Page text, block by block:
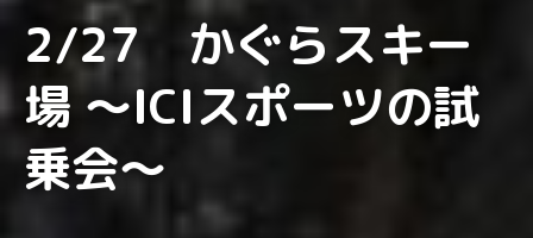
2/27 かぐらスキー
場 ～ICIスポーツの試
乗会～